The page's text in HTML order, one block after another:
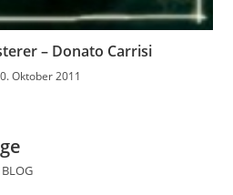
– Donato Carrisi
Oktober 2011